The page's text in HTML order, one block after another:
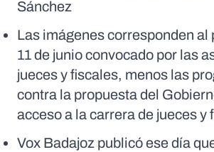
Sánchez
Las imágenes corresponden al
11 de junio convocado por las
jueces y fiscales, menos las
contra la propuesta del
acceso a la carrera de jueces y
Vox Badajoz publicó ese día